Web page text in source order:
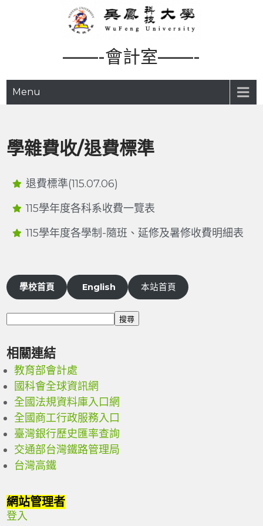
——-會計室——-
Menu
學雜費收/退費標準
退費標準(115.07.06)
115學年度各科系收費一覽表
115學年度各學制-隨班、延修及暑修收費明細表
學校首頁 English 本站首頁
搜尋
相關連結
教育部會計處
國科會全球資訊網
全國法規資料庫入口網
全國商工行政服務入口
臺灣銀行歷史匯率查詢
交通部台灣鐵路管理局
台灣高鐵
網站管理者
登入